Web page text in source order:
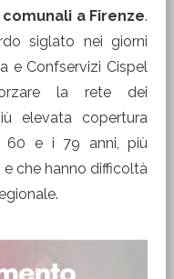
a Firenze.
siglato nei giorni
e Confservizi Cispel
la rete dei
elevata copertura
60 e i 79 anni, più
che hanno difficoltà